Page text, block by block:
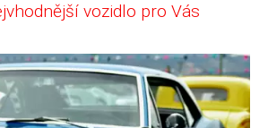
vozidlo pro Vás